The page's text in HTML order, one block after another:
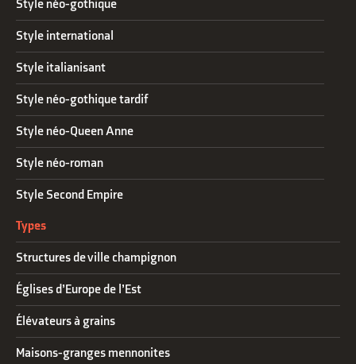
Style néo-gothique
Style international
Style italianisant
Style néo-gothique tardif
Style néo-Queen Anne
Style néo-roman
Style Second Empire
Types
Structures de ville champignon
Églises d’Europe de l’Est
Élévateurs à grains
Maisons-granges mennonites